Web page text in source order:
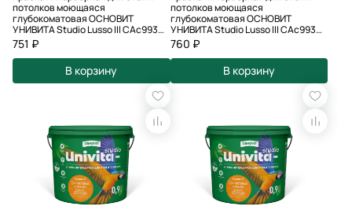
потолков моющаяся
глубокоматовая ОСНОВИТ
УНИВИТА Studio Lusso III САс993
СМ2 база С (0.9 л) (98473)
751 ₽
В корзину
потолков моющаяся
глубокоматовая ОСНОВИТ
УНИВИТА Studio Lusso III САс993
СМ2 база A (0.9 л) (98472)
760 ₽
В корзину